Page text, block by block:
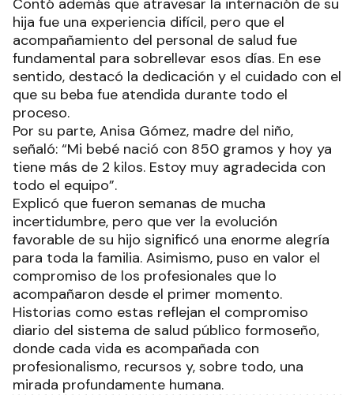
Contó además que atravesar la internación de su
hija fue una experiencia difícil, pero que el
acompañamiento del personal de salud fue
fundamental para sobrellevar esos días. En ese
sentido, destacó la dedicación y el cuidado con el
que su beba fue atendida durante todo el
proceso.
Por su parte, Anisa Gómez, madre del niño,
señaló: “Mi bebé nació con 850 gramos y hoy ya
tiene más de 2 kilos. Estoy muy agradecida con
todo el equipo”.
Explicó que fueron semanas de mucha
incertidumbre, pero que ver la evolución
favorable de su hijo significó una enorme alegría
para toda la familia. Asimismo, puso en valor el
compromiso de los profesionales que lo
acompañaron desde el primer momento.
Historias como estas reflejan el compromiso
diario del sistema de salud público formoseño,
donde cada vida es acompañada con
profesionalismo, recursos y, sobre todo, una
mirada profundamente humana.